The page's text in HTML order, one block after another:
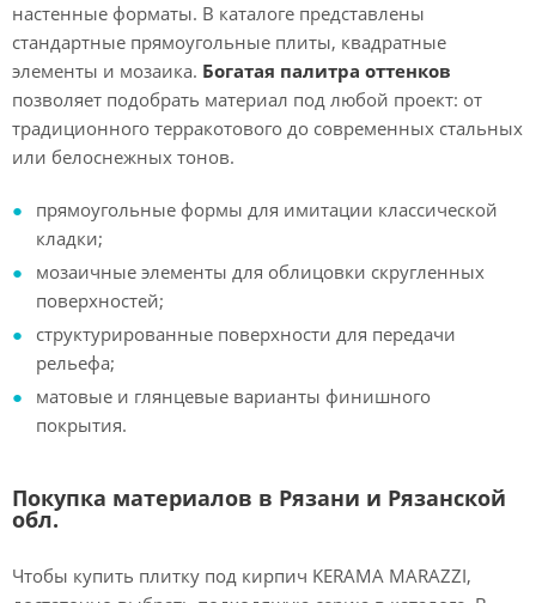
настенные форматы. В каталоге представлены
стандартные прямоугольные плиты, квадратные
элементы и мозаика. Богатая палитра оттенков
позволяет подобрать материал под любой проект: от
традиционного терракотового до современных стальных
или белоснежных тонов.
прямоугольные формы для имитации классической
кладки;
мозаичные элементы для облицовки скругленных
поверхностей;
структурированные поверхности для передачи
рельефа;
матовые и глянцевые варианты финишного
покрытия.
Покупка материалов в Рязани и Рязанской
обл.
Чтобы купить плитку под кирпич KERAMA MARAZZI,